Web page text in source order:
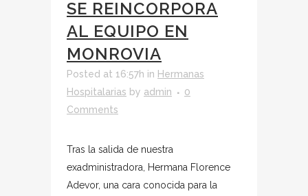
SE REINCORPORA
AL EQUIPO EN
MONROVIA
Posted at 16:57h in Hermanas
Hospitalarias by admin
0
Comments
Tras la salida de nuestra
exadministradora, Hermana Florence
Adevor, una cara conocida para la